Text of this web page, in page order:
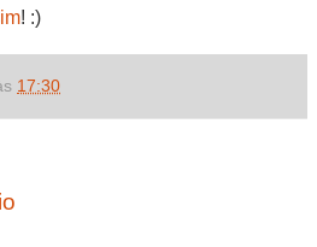
! :)
17:30